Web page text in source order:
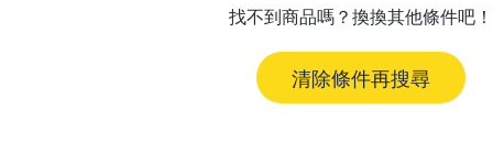
找不到商品嗎？換換其他條件吧！
清除條件再搜尋